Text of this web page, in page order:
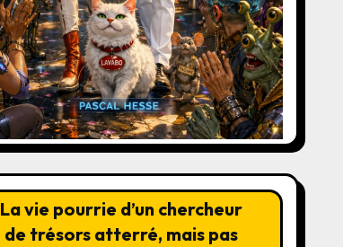
La vie pourrie d’un chercheur
de trésors atterré, mais pas